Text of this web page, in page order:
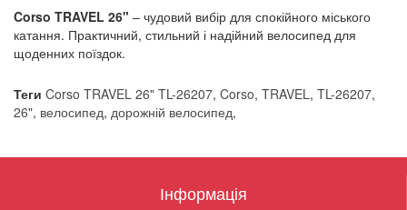
Corso TRAVEL 26" – чудовий вибір для спокійного міського
катання. Практичний, стильний і надійний велосипед для
щоденних поїздок.
Теги Corso TRAVEL 26" TL-26207, Corso, TRAVEL, TL-26207,
26", велосипед, дорожній велосипед,
Інформація